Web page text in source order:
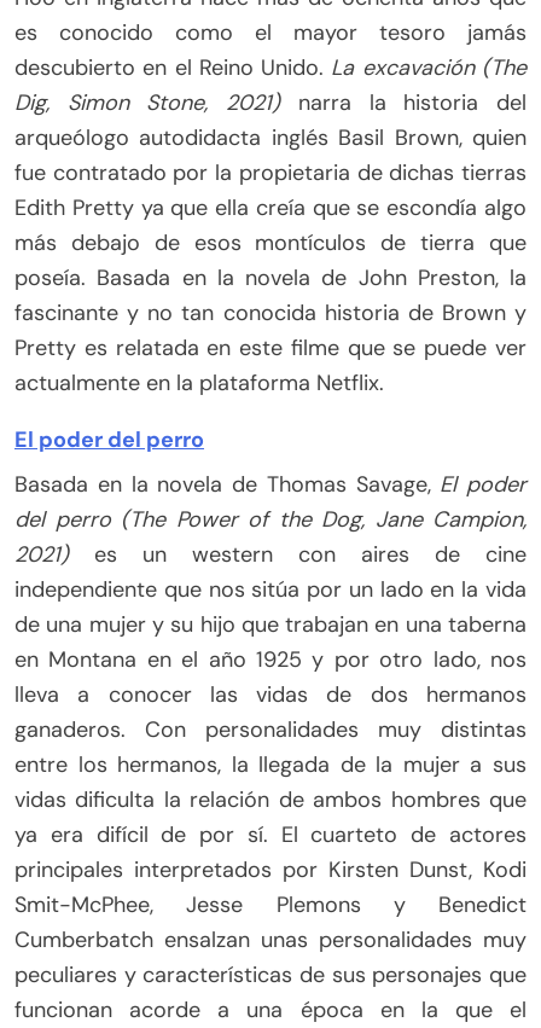
es conocido como el mayor tesoro jamás
descubierto en el Reino Unido. La excavación (The
Dig, Simon Stone, 2021)narra la historia del
arqueólogo autodidacta inglés Basil Brown, quien
fue contratado por la propietaria de dichas tierras
Edith Pretty ya que ella creía que se escondía algo
más debajo de esos montículos de tierra que
poseía. Basada en la novela de John Preston, la
fascinante y no tan conocida historia de Brown y
Pretty es relatada en este filme que se puede ver
actualmente en la plataforma Netflix.
El poder del perro
Basada en la novela de Thomas Savage, El poder
del perro (The Power of the Dog, Jane Campion,
2021)es un western con aires de cine
independiente que nos sitúa por un lado en la vida
de una mujer y su hijo que trabajan en una taberna
en Montana en el año 1925 y por otro lado, nos
lleva a conocer las vidas de dos hermanos
ganaderos. Con personalidades muy distintas
entre los hermanos, la llegada de la mujer a sus
vidas dificulta la relación de ambos hombres que
ya era difícil de por sí. El cuarteto de actores
principales interpretados por Kirsten Dunst, Kodi
Smit-McPhee, Jesse Plemons y Benedict
Cumberbatch ensalzan unas personalidades muy
peculiares y características de sus personajes que
funcionan acorde a una época en la que el